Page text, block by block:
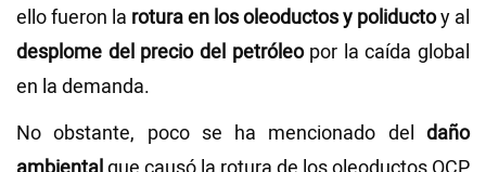
ello fueron la rotura en los oleoductos y poliductoy al
desplome del precio del petróleopor la caída global
en la demanda.
No obstante, poco se ha mencionado del daño